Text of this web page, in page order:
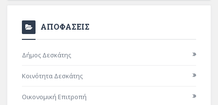
ΑΠΟΦΑΣΕΙΣ
Δήμος Δεσκάτης
Κοινότητα Δεσκάτης
Οικονομική Επιτροπή